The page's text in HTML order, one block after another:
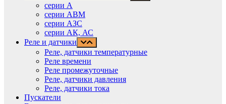
серии А
серии АВМ
cерии АЗС
серии АК, АС
Реле и датчики
Реле, датчики температурные
Реле времени
Реле промежуточные
Реле, датчики давления
Реле, датчики тока
Пускатели